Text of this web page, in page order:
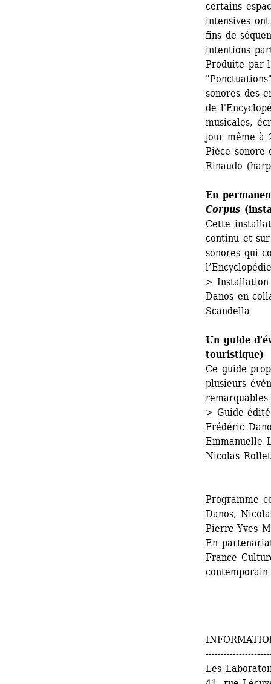
certains
intensives
fins de
intentions
Produite par
sonores des
de
musicales,
jour même à
Pièce sonore
Rinaudo
En
Corpus
Cette
continu et sur
sonores qui
> Installation
Danos en
Scandella
Un guide
touristique)
Ce guide
plusieurs
> Guide
Frédéric
Emmanuelle
Nicolas
Programme
Danos,
Pierre-Yves
En
France
Les